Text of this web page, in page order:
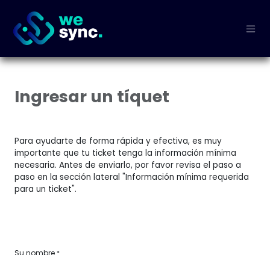
Ingresar un tíquet
Para ayudarte de forma rápida y efectiva, es muy
importante que tu ticket tenga la información mínima
necesaria. Antes de enviarlo, por favor revisa el paso a
paso en la sección lateral "Información mínima requerida
para un ticket".
Su nombre